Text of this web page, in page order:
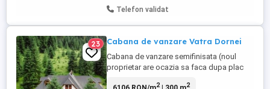
Telefon validat
23 Cabana de vanzare Vatra Dornei
Cabana de vanzare semifinisata (noul
proprietar are ocazia sa faca dupa plac
2 2